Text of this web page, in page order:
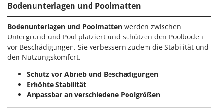
Bodenunterlagen und Poolmatten
Bodenunterlagen und Poolmatten werden zwischen
Untergrund und Pool platziert und schützen den Poolboden
vor Beschädigungen. Sie verbessern zudem die Stabilität und
den Nutzungskomfort.
Schutz vor Abrieb und Beschädigungen
Erhöhte Stabilität
Anpassbar an verschiedene Poolgrößen